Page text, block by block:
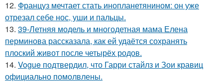
12. Француз мечтает стать инопланетянином: он уже
отрезал себе нос, уши и пальцы.
13. 39-Летняя модель и многодетная мама Елена
перминова рассказала, как ей удаётся сохранять
плоский живот после четырёх родов.
14. Vogue подтвердил, что Гарри стайлз и Зои кравиц
официально помолвлены.